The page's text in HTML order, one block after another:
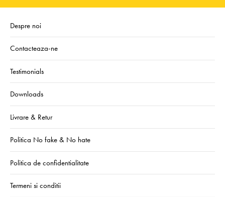
Despre noi
Contacteaza-ne
Testimonials
Downloads
Livrare & Retur
Politica No fake & No hate
Politica de confidentialitate
Termeni si conditii